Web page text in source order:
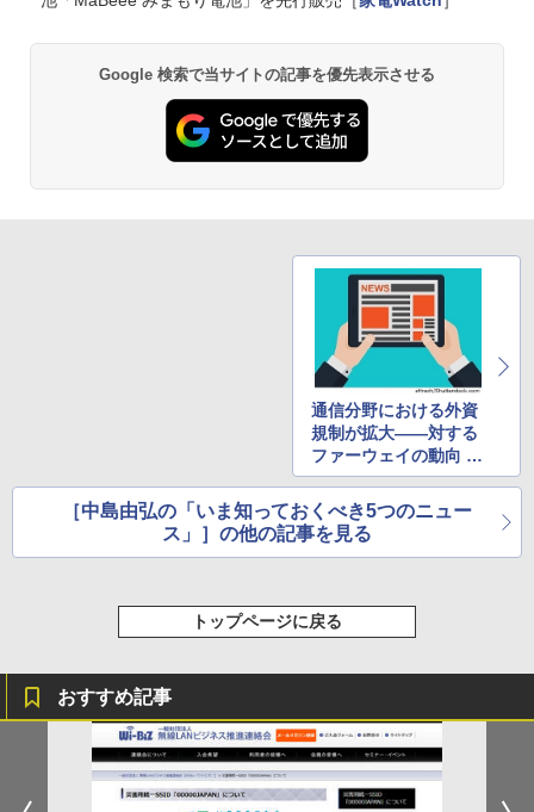
Google 検索で当サイトの記事を優先表示させる
通信分野における外資
規制が拡大――対する
ファーウェイの動向 ほ
か
［中島由弘の「いま知っておくべき5つのニュー
ス」］の他の記事を見る
トップページに戻る
おすすめ記事